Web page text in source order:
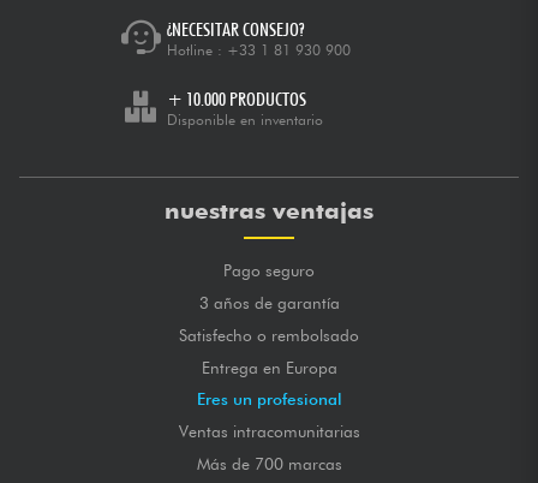
¿NECESITAR CONSEJO?
Hotline : +33 1 81 930 900
+ 10.000 PRODUCTOS
Disponible en inventario
nuestras ventajas
Pago seguro
3 años de garantía
Satisfecho o rembolsado
Entrega en Europa
Eres un profesional
Ventas intracomunitarias
Más de 700 marcas